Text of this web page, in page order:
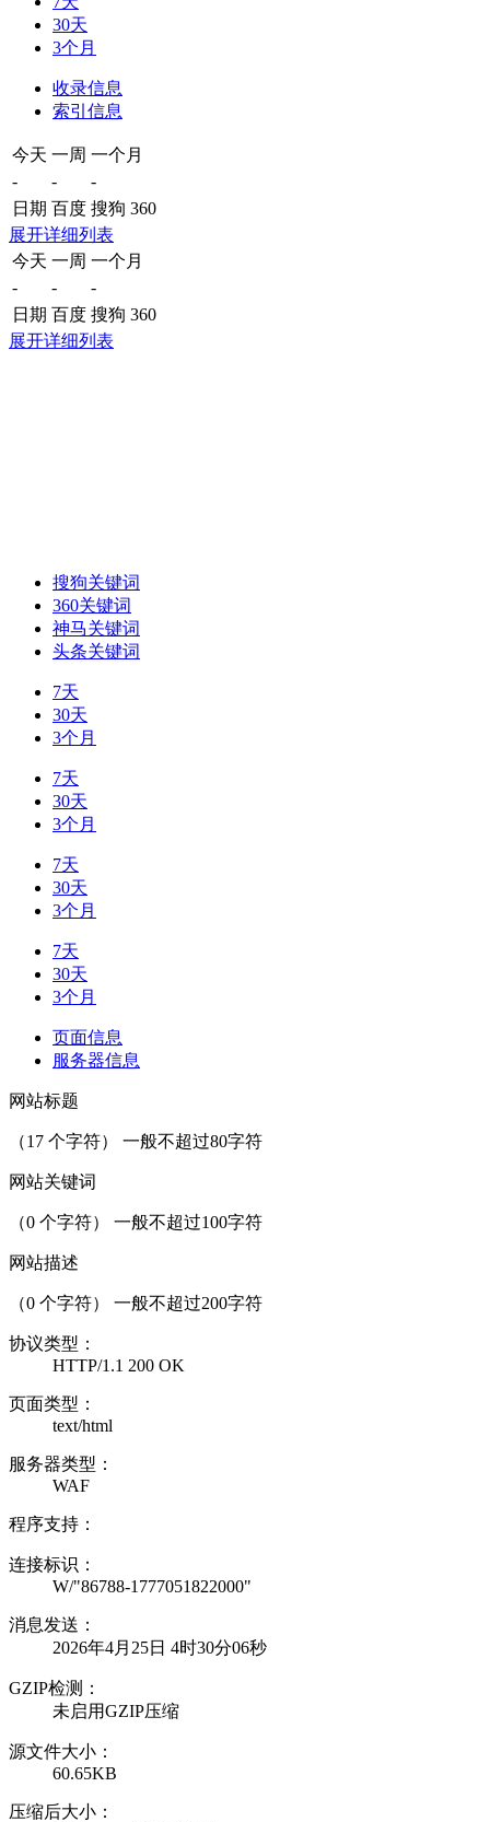
30天
3个月
收录信息
索引信息
今天 一周 一个月
-
-
-
日期 百度 搜狗 360
展开详细列表
今天 一周 一个月
-
-
-
日期 百度 搜狗 360
展开详细列表
搜狗关键词
360关键词
神马关键词
头条关键词
7天
30天
3个月
7天
30天
3个月
7天
30天
3个月
7天
30天
3个月
页面信息
服务器信息
网站标题
（17 个字符） 一般不超过80字符
网站关键词
（0 个字符） 一般不超过100字符
网站描述
（0 个字符） 一般不超过200字符
协议类型：
HTTP/1.1 200 OK
页面类型：
text/html
服务器类型：
WAF
程序支持：
连接标识：
W/"86788-1777051822000"
消息发送：
2026年4月25日 4时30分06秒
GZIP检测：
未启用GZIP压缩
源文件大小：
60.65KB
压缩后大小：